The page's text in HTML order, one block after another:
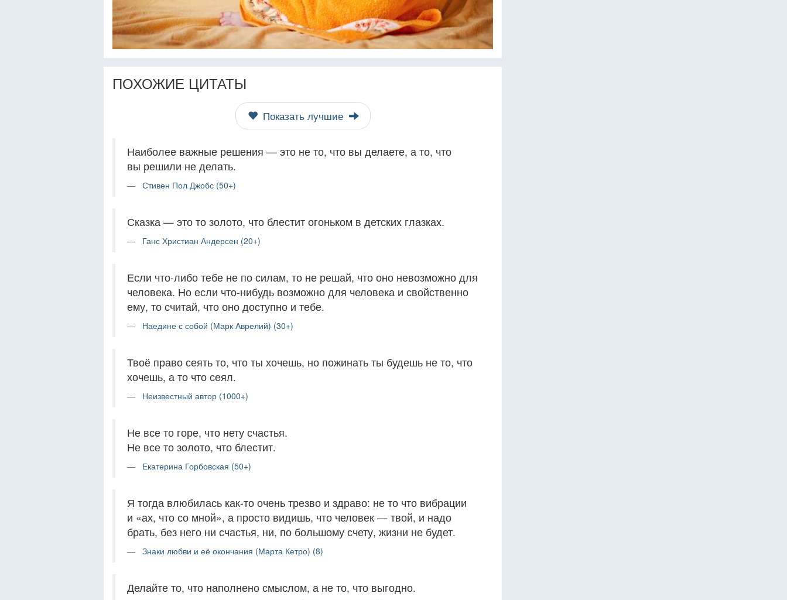
ПОХОЖИЕ ЦИТАТЫ
Показать лучшие
Наиболее важные решения — это не то, что вы делаете, а то, что
вы решили не делать.
Стивен Пол Джобс (50+)
Сказка — это то золото, что блестит огоньком в детских глазках.
Ганс Христиан Андерсен (20+)
Если что-либо тебе не по силам, то не решай, что оно невозможно для
человека. Но если что-нибудь возможно для человека и свойственно
ему, то считай, что оно доступно и тебе.
Наедине с собой (Марк Аврелий) (30+)
Твоё право сеять то, что ты хочешь, но пожинать ты будешь не то, что
хочешь, а то что сеял.
Неизвестный автор (1000+)
Не все то горе, что нету счастья.
Не все то золото, что блестит.
Екатерина Горбовская (50+)
Я тогда влюбилась как-то очень трезво и здраво: не то что вибрации
и «ах, что со мной», а просто видишь, что человек — твой, и надо
брать, без него ни счастья, ни, по большому счету, жизни не будет.
Знаки любви и её окончания (Марта Кетро) (8)
Делайте то, что наполнено смыслом, а не то, что выгодно.